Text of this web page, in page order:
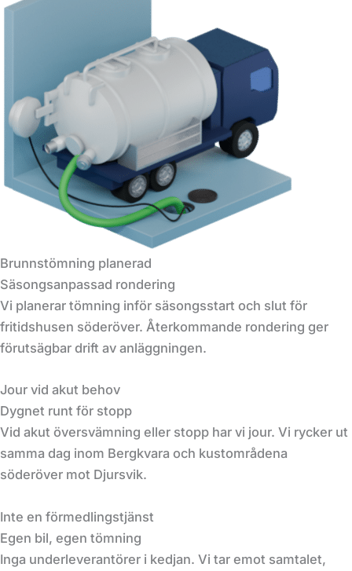
Brunnstömning planerad
Säsongsanpassad rondering
Vi planerar tömning inför säsongsstart och slut för
fritidshusen söderöver. Återkommande rondering ger
förutsägbar drift av anläggningen.
Jour vid akut behov
Dygnet runt för stopp
Vid akut översvämning eller stopp har vi jour. Vi rycker ut
samma dag inom Bergkvara och kustområdena
söderöver mot Djursvik.
Inte en förmedlingstjänst
Egen bil, egen tömning
Inga underleverantörer i kedjan. Vi tar emot samtalet,